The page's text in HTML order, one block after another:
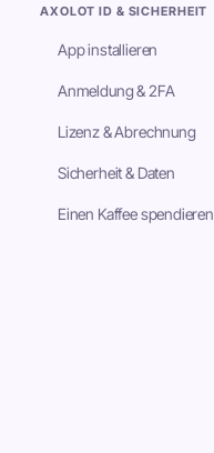
AXOLOT ID & SICHERHEIT
App installieren
Anmeldung & 2FA
Lizenz & Abrechnung
Sicherheit & Daten
Einen Kaffee spendieren